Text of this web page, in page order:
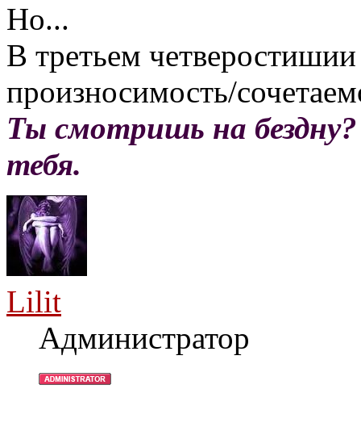
Но...
В третьем
произносимость/
Ты смотришь на
тебя.
Lilit
Администратор